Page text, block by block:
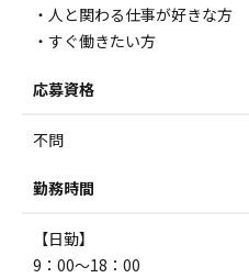
・人と関わる仕事が好きな方
・すぐ働きたい方
応募資格
不問
勤務時間
【日勤】
9：00～18：00